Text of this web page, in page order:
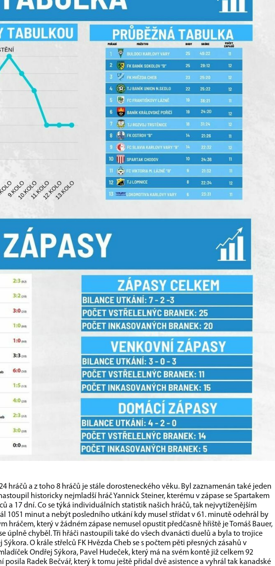
hráčů a z toho 8 hráčů je stále dorosteneckého věku. Byl zaznamenán také jeden
historicky nejmladší hráč Yannick Steiner, kterému v zápase se Spartakem
a 17 dní. Co se týká individuálních statistik našich hráčů, tak nejvytíženějším
1051 minut a nebýt posledního utkání kdy musel střídat v 61. minutě odehrál by
hráčem, který v žádném zápase nemusel opustit předčasně hřiště je Tomáš Bauer,
úplně chyběl. Tři hřáči nastoupili také do všech dvanácti duelů a byla to trojice
O krále střelců FK Hvězda Cheb se s počtem pěti přesných zásahů v
Ondřej Sýkora, Pavel Hudeček, který má na svém kontě již celkem 92
posila Radek Bečvář, který k tomu ještě přidal dvě asistence a vyhrál tak kanadské